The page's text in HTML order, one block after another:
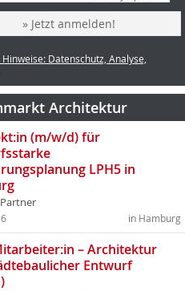
» Jetzt anmelden!
Datenschutz, Analyse,
Architektur
(m/w/d) für
LPH5 in
in Hamburg
– Architektur
Entwurf